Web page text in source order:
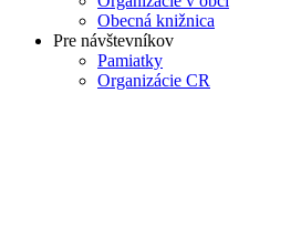
Obecná knižnica
Pre návštevníkov
Pamiatky
Organizácie CR